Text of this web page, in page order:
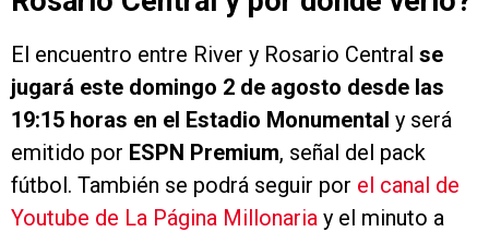
El encuentro entre River y Rosario Central se
jugará este domingo 2 de agosto desde las
19:15 horas en el Estadio Monumental y será
emitido por ESPN Premium, señal del pack
fútbol. También se podrá seguir por el canal de
Youtube de La Página Millonaria y el minuto a